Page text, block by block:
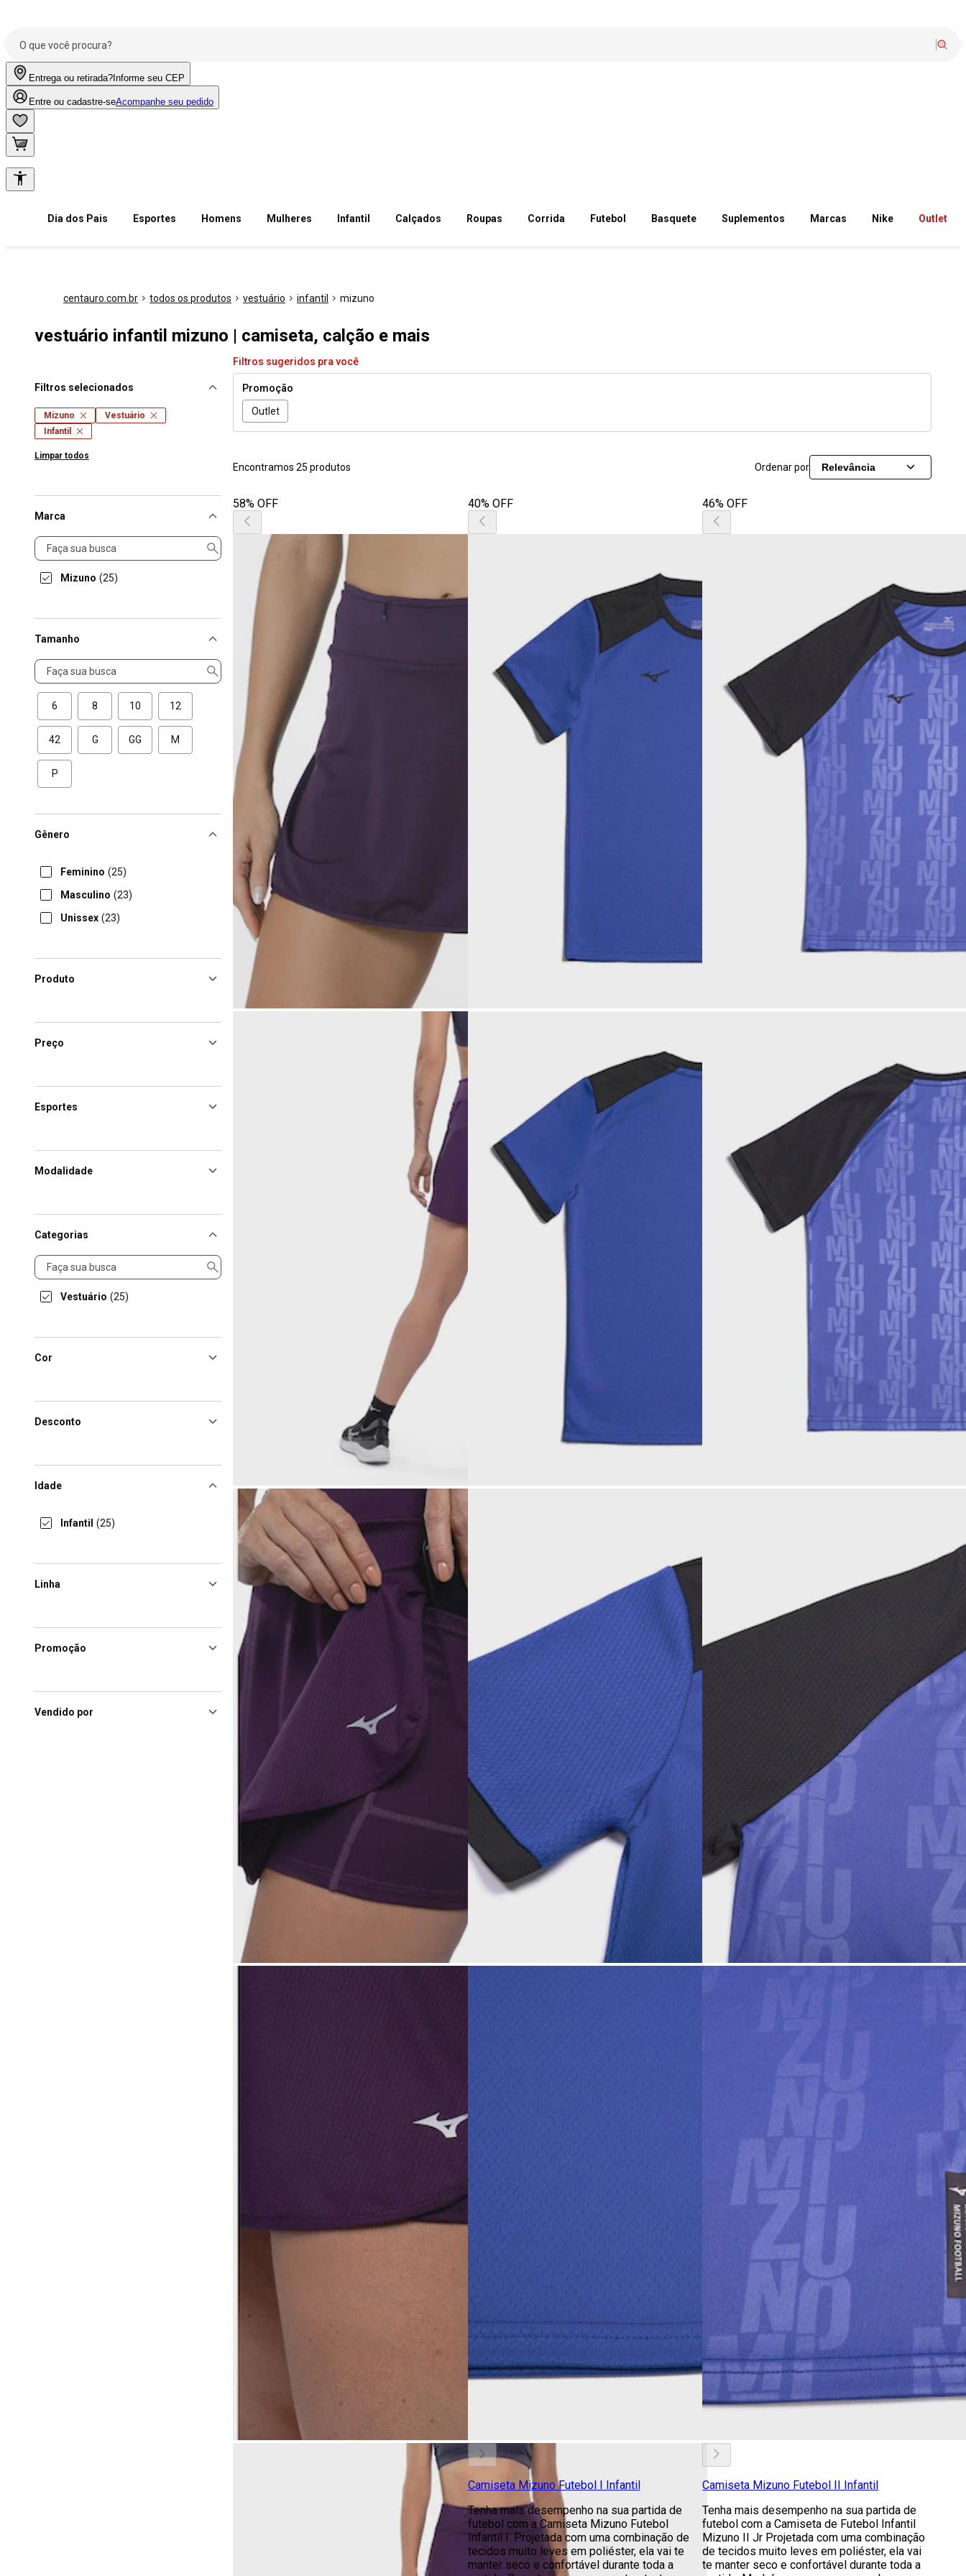
Entrega ou retirada? Informe seu CEP
Entre ou cadastre-seAcompanhe seu pedido
Dia dos Pais Esportes Homens Mulheres Infantil Calçados Roupas Corrida Futebol Basquete Suplementos Marcas Nike Outlet
centauro.com.br todos os produtos vestuário infantil mizuno
vestuário infantil mizuno | camiseta, calção e mais
Filtros selecionados
Mizuno
Vestuário
Infantil
Limpar todos
Marca
Marca
Mizuno (25)
Tamanho
Tamanho
6 8 10 12
42 G GG M
P
Gênero
Feminino (25)
Masculino (23)
Unissex (23)
Produto
Preço
Esportes
Modalidade
Categorias
Categorias
Vestuário (25)
Cor
Desconto
Idade
Infantil (25)
Linha
Promoção
Vendido por
Filtros sugeridos pra você
Promoção
Outlet
Encontramos 25 produtos Ordenar por Relevância
58% OFF 40% OFF
Camiseta Mizuno Futebol I Infantil
Tenha mais desempenho na sua partida de
futebol com a Camiseta Mizuno Futebol
Infantil I. Projetada com uma combinação de
tecidos muito leves em poliéster, ela vai te
manter seco e confortável durante toda a
46% OFF
Camiseta Mizuno Futebol II Infantil
Tenha mais desempenho na sua partida de
futebol com a Camiseta de Futebol Infantil
Mizuno II Jr Projetada com uma combinação
de tecidos muito leves em poliéster, ela vai
te manter seco e confortável durante toda a